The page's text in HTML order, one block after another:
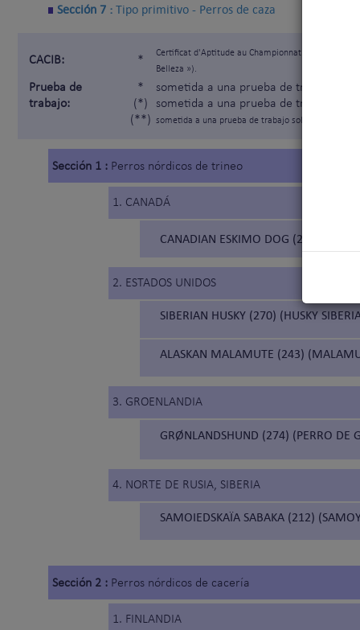
Sección 7 : Tipo primitivo - Perros de caza
CACIB: *
Certificat d'Aptitude au Championnat International
Belleza »).
Prueba de
trabajo:
*
(*)
(**)
sometida a una prueba de trabajo
sometida a una prueba de trabajo
sometida a una prueba de trabajo solamente para
Sección 1 : Perros nórdicos de trineo
1. CANADÁ
CANADIAN ESKIMO DOG (211)
2. ESTADOS UNIDOS
SIBERIAN HUSKY (270) (HUSKY
ALASKAN MALAMUTE (243)
3. GROENLANDIA
GRØNLANDSHUND (274) (PERRO DE
4. NORTE DE RUSIA, SIBERIA
SAMOIEDSKAÏA SABAKA (212)
Sección 2 : Perros nórdicos de cacería
1. FINLANDIA